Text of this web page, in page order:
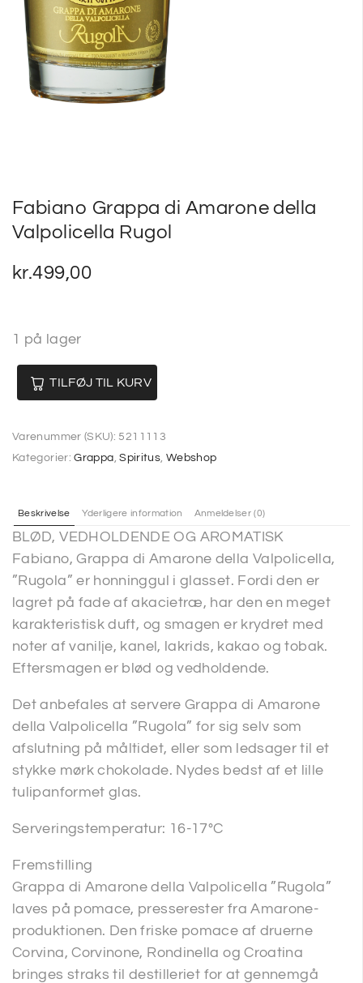
Fabiano Grappa di Amarone della
Valpolicella Rugol
kr.499,00
1 på lager
TILFØJ TIL KURV
Varenummer (SKU): 5211113
Kategorier:Grappa ,Spiritus Webshop
Beskrivelse Yderligere information Anmeldelser (0)
BLØD, VEDHOLDENDE OG AROMATISK
Fabiano, Grappa di Amarone della Valpolicella,
”Rugola” er honninggul i glasset. Fordi den er
lagret på fade af akacietræ, har den en meget
karakteristisk duft, og smagen er krydret med
noter af vanilje, kanel, lakrids, kakao og tobak.
Eftersmagen er blød og vedholdende.
Det anbefales at servere Grappa di Amarone
della Valpolicella ”Rugola” for sig selv som
afslutning på måltidet, eller som ledsager til et
stykke mørk chokolade. Nydes bedst af et lille
tulipanformet glas.
Serveringstemperatur: 16-17°C
Fremstilling
Grappa di Amarone della Valpolicella ”Rugola”
laves på pomace, presserester fra Amarone-
produktionen. Den friske pomace af druerne
Corvina, Corvinone, Rondinella og Croatina
bringes straks til destilleriet for at gennemgå